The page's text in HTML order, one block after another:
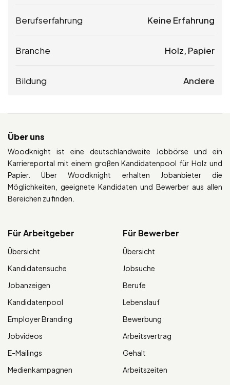
Berufserfahrung Keine Erfahrung
Branche Holz, Papier
Bildung Andere
Über uns
Woodknight ist eine deutschlandweite Jobbörse und ein
Karriereportal mit einem großen Kandidatenpool für Holz und
Papier. Über Woodknight erhalten Jobanbieter die
Möglichkeiten, geeignete Kandidaten und Bewerber aus allen
Bereichen zu finden.
Für Arbeitgeber
Übersicht
Kandidatensuche
Jobanzeigen
Kandidatenpool
Employer Branding
Jobvideos
E-Mailings
Medienkampagnen
Für Bewerber
Übersicht
Jobsuche
Berufe
Lebenslauf
Bewerbung
Arbeitsvertrag
Gehalt
Arbeitszeiten